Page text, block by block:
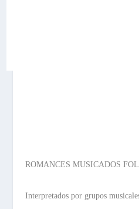
ROMANCES MUSICADOS
Interpretados por grupos